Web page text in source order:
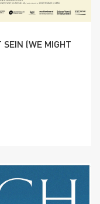
(WE MIGHT